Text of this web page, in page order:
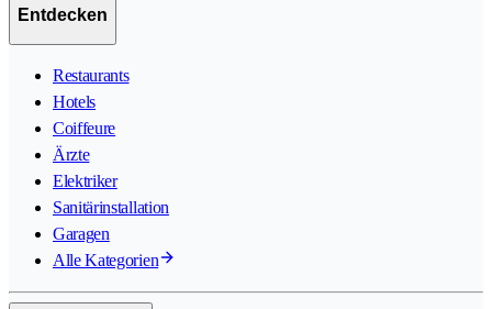
Entdecken
Restaurants
Hotels
Coiffeure
Ärzte
Elektriker
Sanitärinstallation
Garagen
Alle Kategorien